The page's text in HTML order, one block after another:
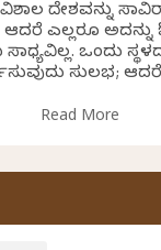
ದೇಶವನ್ನು
ಎಲ್ಲರೂ ಅದನ್ನು
ಒಂದು
ಸುಲಭ;
Read More